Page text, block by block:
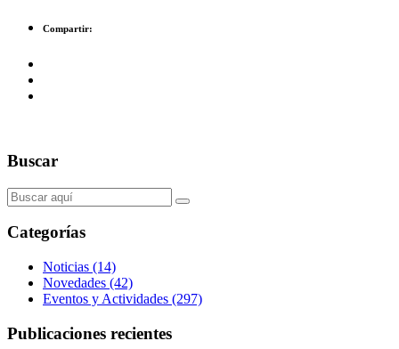
Compartir:
Buscar
Categorías
Noticias (14)
Novedades (42)
Eventos y Actividades (297)
Publicaciones recientes